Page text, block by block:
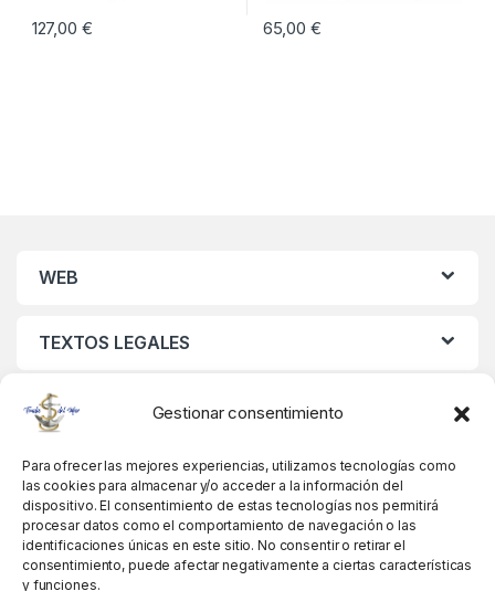
Gestionar consentimiento
Para ofrecer las mejores experiencias, utilizamos tecnologías como
las cookies para almacenar y/o acceder a la información del
dispositivo. El consentimiento de estas tecnologías nos permitirá
procesar datos como el comportamiento de navegación o las
identificaciones únicas en este sitio. No consentir o retirar el
consentimiento, puede afectar negativamente a ciertas características
y funciones.
127,00 € 65,00 €
WEB
TEXTOS LEGALES
MIS DATOS